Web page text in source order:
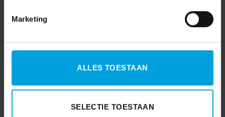
Marketing
ALLES TOESTAAN
SELECTIE TOESTAAN